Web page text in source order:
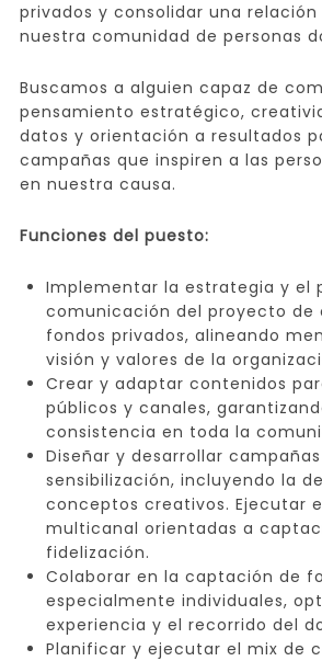
privados y consolidar una
nuestra comunidad de personas
Buscamos a alguien capaz de
pensamiento estratégico,
datos y orientación a resultados
campañas que inspiren a las
en nuestra causa.
Funciones del puesto:
Implementar la estrategia y el
comunicación del proyecto de
fondos privados, alineando
visión y valores de la
Crear y adaptar contenidos
públicos y canales,
consistencia en toda la
Diseñar y desarrollar
sensibilización, incluyendo la
conceptos creativos. Ejecutar
multicanal orientadas a
fidelización.
Colaborar en la captación de
especialmente individuales,
experiencia y el recorrido del
Planificar y ejecutar el mix de